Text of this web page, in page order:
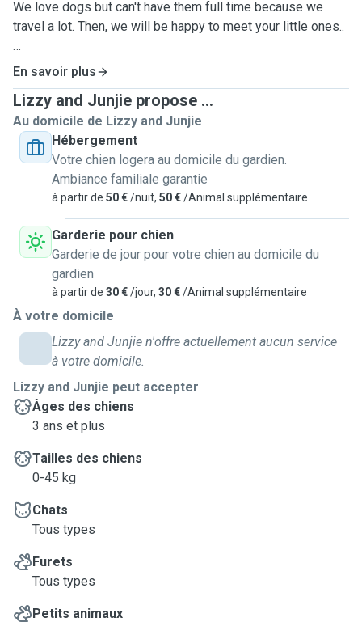
We love dogs but can't have them full time because we
travel a lot. Then, we will be happy to meet your little ones..
We are offering to take care Of them in our place. We can
board max 2 at the same time, but to provide the best
experience for your little we prefer to keep only one at the
time. We live in an appartement but we own the place then
don't worry.. It means the owner will never tell your little
ones to do not be noisy and happy around.. Because we are
the owners..
We do not have patio but we have a lotttt of green space
around and we work from home, then we will be happy to
have several breaks per day to walk around with them.
Let us know their likes and dislikes and we will be happy to
handle them. They will spend the day indoor next to us and
we are ok to accommodate their beds next to us for a
better supervision.
We speak 8 languages: English, Luxembourgish, French,
Spanish, Chinese, German and I understand a little of Italian
and Portuguese.
You can come with your little ones to check how we all
interact and match before you let them with us.
En savoir plus
Lizzy and Junjie propose ...
Au domicile de Lizzy and Junjie
Hébergement
Votre chien logera au domicile du gardien.
Ambiance familiale garantie
à partir de 50 €/nuit, 50 €/Animal supplémentaire
Garderie pour chien
Garderie de jour pour votre chien au domicile du
gardien
à partir de 30 €/jour, 30 €/Animal supplémentaire
À votre domicile
Lizzy and Junjie n'offre actuellement aucun service
à votre domicile.
Lizzy and Junjie peut accepter
Âges des chiens
3 ans et plus
Tailles des chiens
0-45 kg
Chats
Tous types
Furets
Tous types
Petits animaux